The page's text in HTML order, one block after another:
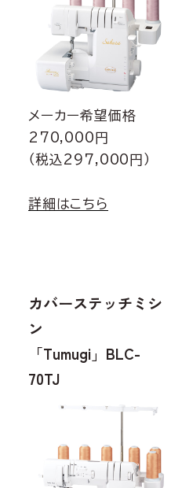
メーカー希望価格
270,000円
（税込297,000円）
詳細はこちら
カバーステッチミシ
ン
「Tumugi」BLC-
70TJ